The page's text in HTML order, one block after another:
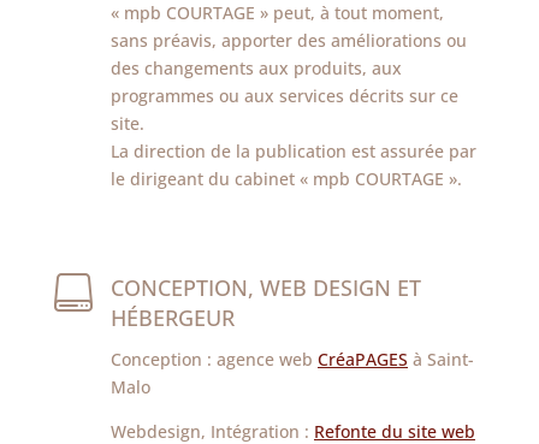
« mpb COURTAGE » peut, à tout moment,
sans préavis, apporter des améliorations ou
des changements aux produits, aux
programmes ou aux services décrits sur ce
site.
La direction de la publication est assurée par
le dirigeant du cabinet « mpb COURTAGE ».

CONCEPTION, WEB DESIGN ET
HÉBERGEUR
Conception : agence web CréaPAGES à Saint-
Malo
Webdesign, Intégration : Refonte du site web